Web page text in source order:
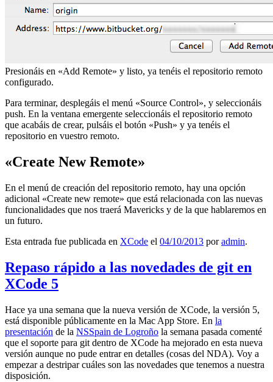
Presionáis en «Add Remote» y listo, ya tenéis el repositorio remoto
configurado.
Para terminar, desplegáis el menú «Source Control», y seleccionáis
push. En la ventana emergente seleccionáis el repositorio remoto
que acabáis de crear, pulsáis el botón «Push» y ya tenéis el
repositorio en vuestro remoto.
«Create New Remote»
En el menú de creación del repositorio remoto, hay una opción
adicional «Create new remote» que está relacionada con las nuevas
funcionalidades que nos traerá Mavericks y de la que hablaremos en
un futuro.
Esta entrada fue publicada en XCode el 04/10/2013 poradmin.
Repaso rápido a las novedades de git en
XCode 5
Hace ya una semana que la nueva versión de XCode, la versión 5,
está disponible públicamente en la Mac App Store. En la
presentación de la NSSpain de Logroño la semana pasada comenté
que el soporte para git dentro de XCode ha mejorado en esta nueva
versión aunque no pude entrar en detalles (cosas del NDA). Voy a
empezar a destripar cuáles son las novedades que tenemos a nuestra
disposición.